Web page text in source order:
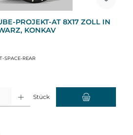
PROJEKT-AT 8X17 ZOLL IN
KONKAV
SPACE-REAR
Stück